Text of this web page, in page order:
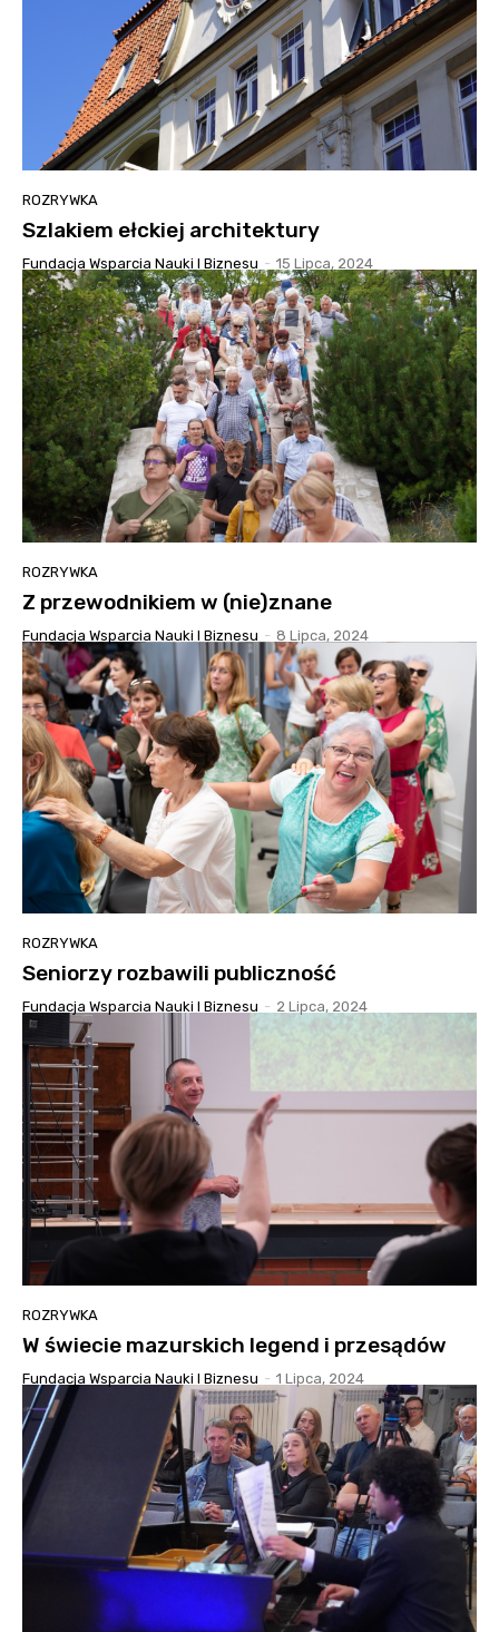
ROZRYWKA
Szlakiem ełckiej architektury
Fundacja Wsparcia Nauki I Biznesu - 15 Lipca, 2024
ROZRYWKA
Z przewodnikiem w (nie)znane
Fundacja Wsparcia Nauki I Biznesu - 8 Lipca, 2024
ROZRYWKA
Seniorzy rozbawili publiczność
Fundacja Wsparcia Nauki I Biznesu - 2 Lipca, 2024
ROZRYWKA
W świecie mazurskich legend i przesądów
Fundacja Wsparcia Nauki I Biznesu - 1 Lipca, 2024